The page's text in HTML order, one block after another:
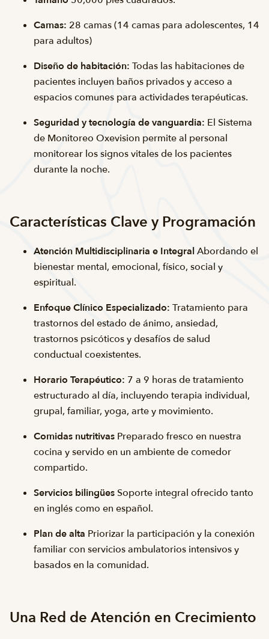
Camas: 28 camas (14 camas para adolescentes, 14
para adultos)
Diseño de habitación: Todas las habitaciones de
pacientes incluyen baños privados y acceso a
espacios comunes para actividades terapéuticas.
Seguridad y tecnología de vanguardia: El Sistema
de Monitoreo Oxevision permite al personal
monitorear los signos vitales de los pacientes
durante la noche.
Características Clave y Programación
Atención Multidisciplinaria e IntegralAbordando el
bienestar mental, emocional, físico, social y
espiritual.
Enfoque Clínico Especializado: Tratamiento para
trastornos del estado de ánimo, ansiedad,
trastornos psicóticos y desafíos de salud
conductual coexistentes.
Horario Terapéutico: 7 a 9 horas de tratamiento
estructurado al día, incluyendo terapia individual,
grupal, familiar, yoga, arte y movimiento.
Comidas nutritivas Preparado fresco en nuestra
cocina y servido en un ambiente de comedor
compartido.
Servicios bilingüesSoporte integral ofrecido tanto
en inglés como en español.
Plan de alta Priorizar la participación y la conexión
familiar con servicios ambulatorios intensivos y
basados en la comunidad.
Una Red de Atención en Crecimiento